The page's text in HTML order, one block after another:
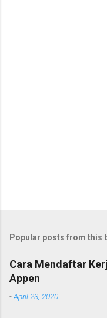
Popular posts from this
Cara Mendaftar
Appen
-April 23, 2020